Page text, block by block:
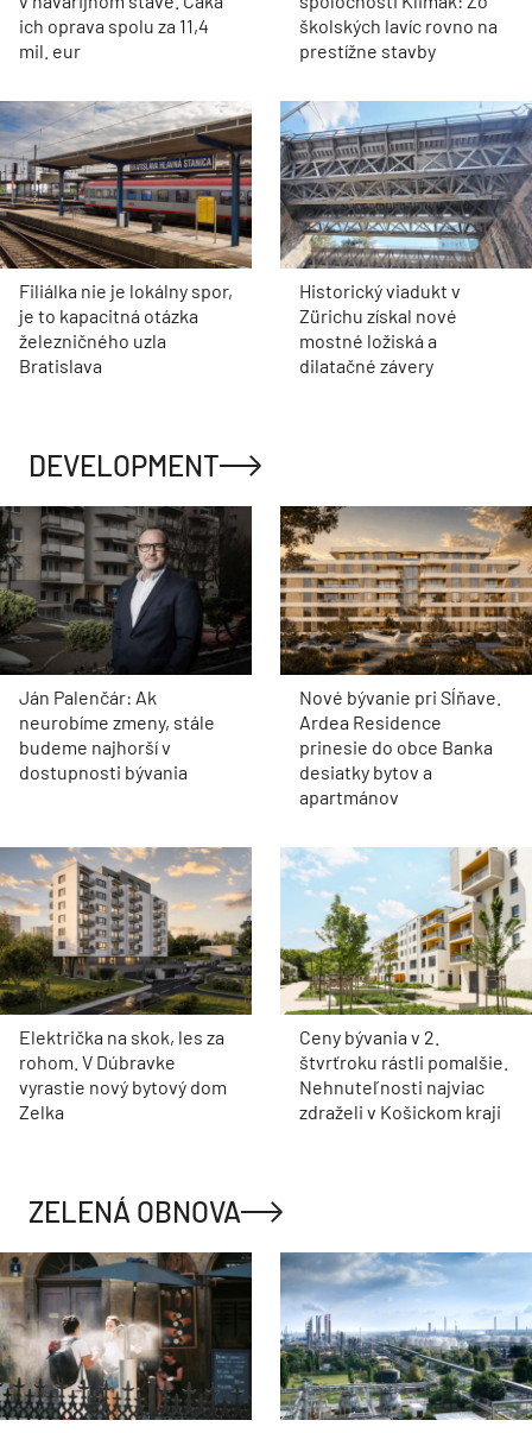
ich oprava spolu za 11,4
mil. eur
školských lavíc rovno na
prestížne stavby
Filiálka nie je lokálny spor,
je to kapacitná otázka
železničného uzla
Bratislava
Historický viadukt v
Zürichu získal nové
mostné ložiská a
dilatačné závery
DEVELOPMENT
Ján Palenčár: Ak
neurobíme zmeny, stále
budeme najhorší v
dostupnosti bývania
Nové bývanie pri Sĺňave.
Ardea Residence
prinesie do obce Banka
desiatky bytov a
apartmánov
Električka na skok, les za
rohom. V Dúbravke
vyrastie nový bytový dom
Zelka
Ceny bývania v 2.
štvrťroku rástli pomalšie.
Nehnuteľnosti najviac
zdraželi v Košickom kraji
ZELENÁ OBNOVA